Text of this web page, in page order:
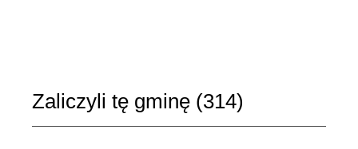
Zaliczyli tę gminę (314)